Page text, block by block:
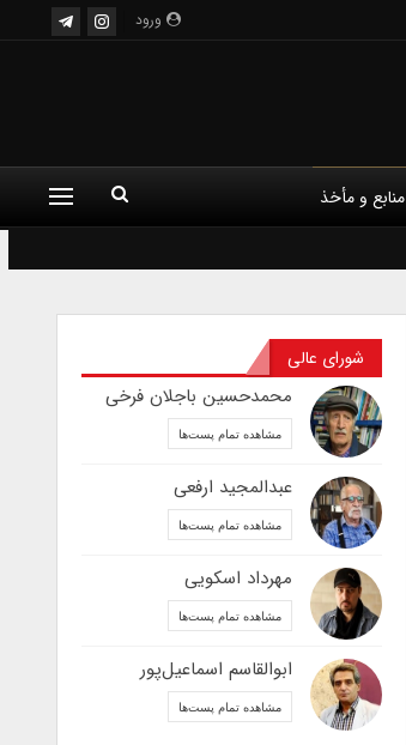
ورود
منابع و مأخذ
شورای عالی
محمدحسین باجلان فرخی
مشاهده تمام پست‌ها
عبدالمجید ارفعی
مشاهده تمام پست‌ها
مهرداد اسکویی
مشاهده تمام پست‌ها
ابوالقاسم اسماعیل‌پور
مشاهده تمام پست‌ها